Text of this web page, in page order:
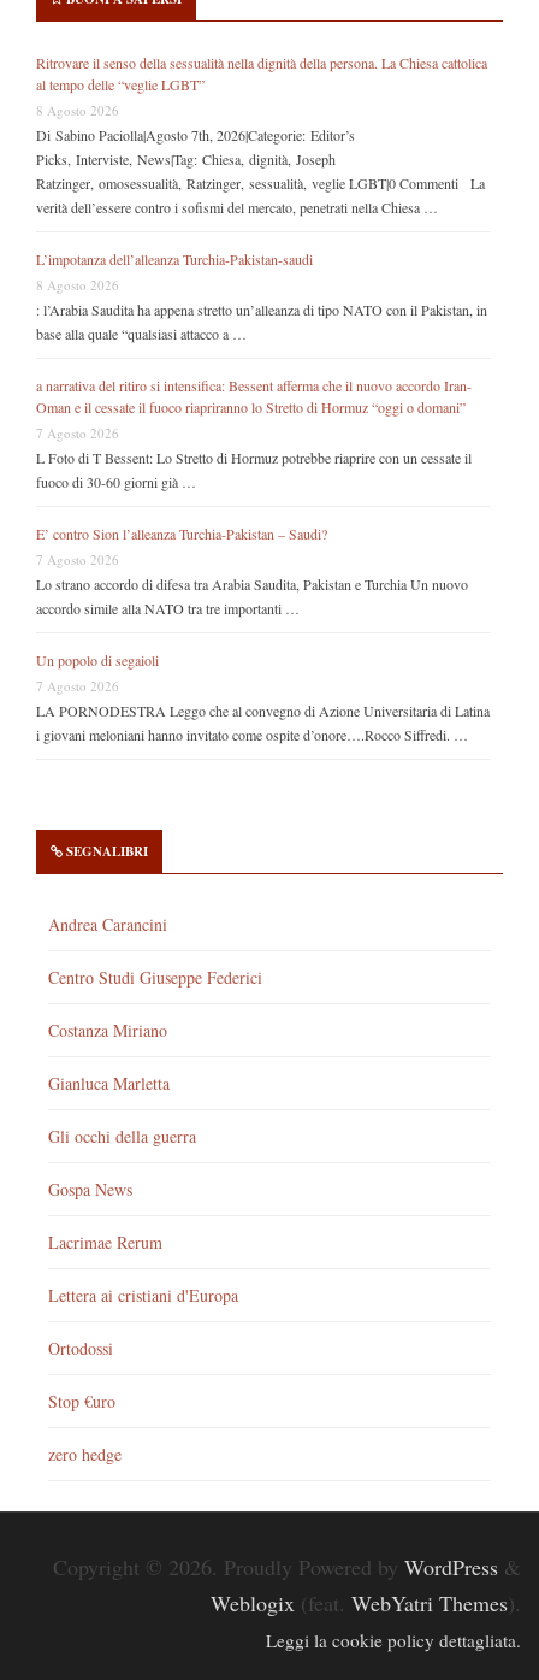
Ritrovare il senso della sessualità nella dignità della persona. La Chiesa cattolica
al tempo delle “veglie LGBT”
8 Agosto 2026
Di Sabino Paciolla|Agosto 7th, 2026|Categorie: Editor’s
Picks, Interviste, News|Tag: Chiesa, dignità, Joseph
Ratzinger, omosessualità, Ratzinger, sessualità, veglie LGBT|0 Commenti La
verità dell’essere contro i sofismi del mercato, penetrati nella Chiesa …
L’impotanza dell’alleanza Turchia-Pakistan-saudi
8 Agosto 2026
: l’Arabia Saudita ha appena stretto un’alleanza di tipo NATO con il Pakistan, in
base alla quale “qualsiasi attacco a …
a narrativa del ritiro si intensifica: Bessent afferma che il nuovo accordo Iran-
Oman e il cessate il fuoco riapriranno lo Stretto di Hormuz “oggi o domani”
7 Agosto 2026
L Foto di T Bessent: Lo Stretto di Hormuz potrebbe riaprire con un cessate il
fuoco di 30-60 giorni già …
E’ contro Sion l’alleanza Turchia-Pakistan – Saudi?
7 Agosto 2026
Lo strano accordo di difesa tra Arabia Saudita, Pakistan e Turchia Un nuovo
accordo simile alla NATO tra tre importanti …
Un popolo di segaioli
7 Agosto 2026
LA PORNODESTRA Leggo che al convegno di Azione Universitaria di Latina
i giovani meloniani hanno invitato come ospite d’onore….Rocco Siffredi. …
SEGNALIBRI
Andrea Carancini
Centro Studi Giuseppe Federici
Costanza Miriano
Gianluca Marletta
Gli occhi della guerra
Gospa News
Lacrimae Rerum
Lettera ai cristiani d'Europa
Ortodossi
Stop €uro
zero hedge
Copyright © 2026. Proudly Powered by WordPress &
Weblogix (feat. WebYatri Themes).
Leggi la cookie policy dettagliata.